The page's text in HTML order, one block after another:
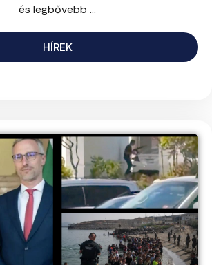
és legbővebb ...
HÍREK